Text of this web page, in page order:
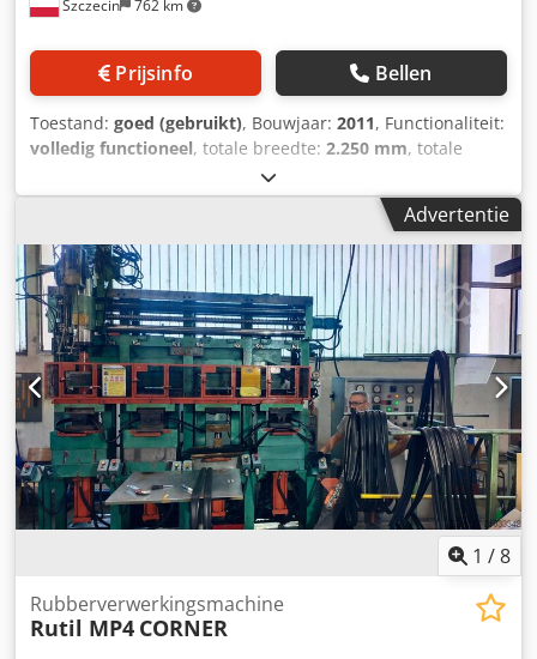
voor vormdelen en verschillende materialen. De machine
noodstop en een analoge manometer voor het bewaken
van het persproces. Dankzij het industriële ontwerp is de
een economische oplossing voor bedrijven die robuuste
vulcanisatietechniek nodig hebben. Voor de juistheid,
volledigheid en actualiteit van de gegevens wordt geen
Szczecin 762 km
Prijsinfo Bellen
Toestand: goed (gebruikt), Bouwjaar: 2011, Functionaliteit:
volledig functioneel, totale breedte: 2.250 mm, totale
, totale hoogte:
voor roterend herprofileren SCHOLZ Bouwjaar 2011, in
goede staat, gedemonteerd en opgeslagen Chsdpfxotph H
So Akkoa Verwarmingstype: stoom (stoomgenerator niet
inbegrepen) Lengte: ca. 11000 mm Breedte: ca. 2250 mm
Hoogte: ca. 2550 mm Totaalgewicht: ca. 7000 kg
Binnendiameter: 1650 mm cilindrische lengte: 9500 mm
Bruikbare lengte: 24 banden
Advertentie
1 /8
Rubberverwerkingsmachine
Rutil MP4 CORNER